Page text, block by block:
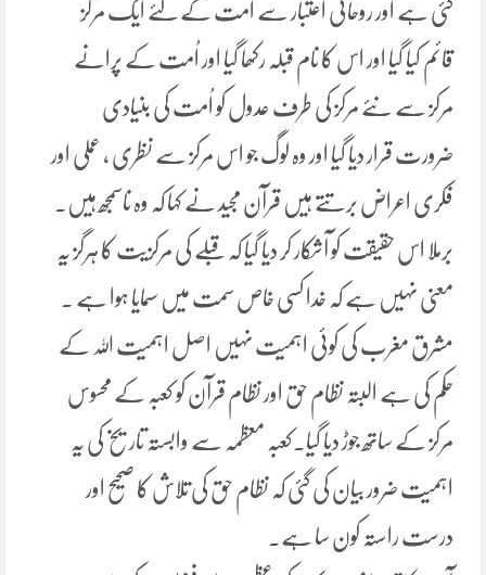
گئی ہے اور روحانی اعتبار سے اُمت کے لئے ایک مرکز
قائم کیا گیا اور اس کا نام قبلہ رکھا گیا اور اُمت کے پرانے
مرکز سے نئے مرکز کی طرف عدول کو اُمت کی بنیادی
ضرورت قرار دیا گیا اور وہ لوگ جو اس مرکز سے نظری ، عملی اور
فکری اعراض برتتے ہیں قرآن مجید نے کہا کہ وہ ناسمجھ ہیں۔
برملا اس حقیقت کو آشکار کر دیا گیا کہ قبلے کی مرکزیت کا ہرگز یہ
معنی نہیں ہے کہ خدا کسی خاص سمت میں سمایا ہوا ہے ۔
مشرق مغرب کی کوئی اہمیت نہیں اصل اہمیت اللہ کے
حکم کی ہے البتہ نظام حق اور نظام قرآن کو کعبہ کے محسوس
مرکز کے ساتھ جوڑ دیا گیا۔کعبہ معظمہ سے وابستہ تاریخ کی یہ
اہمیت ضرور بیان کی گئی کہ نظام حق کی تلاش کا صحیح اور
درست راستہ کون سا ہے۔